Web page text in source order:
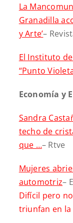
La
Granadilla
y Arte’–
El Instituto
“Punto
Economía y
Sandra
techo de
que …– Rtve
Mujeres
automotriz–
Difícil pero
triunfan en la